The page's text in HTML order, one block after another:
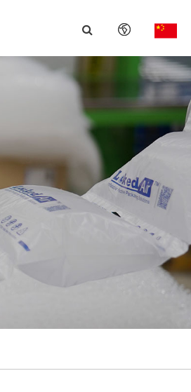
English
日本語
français
Deutsch
português